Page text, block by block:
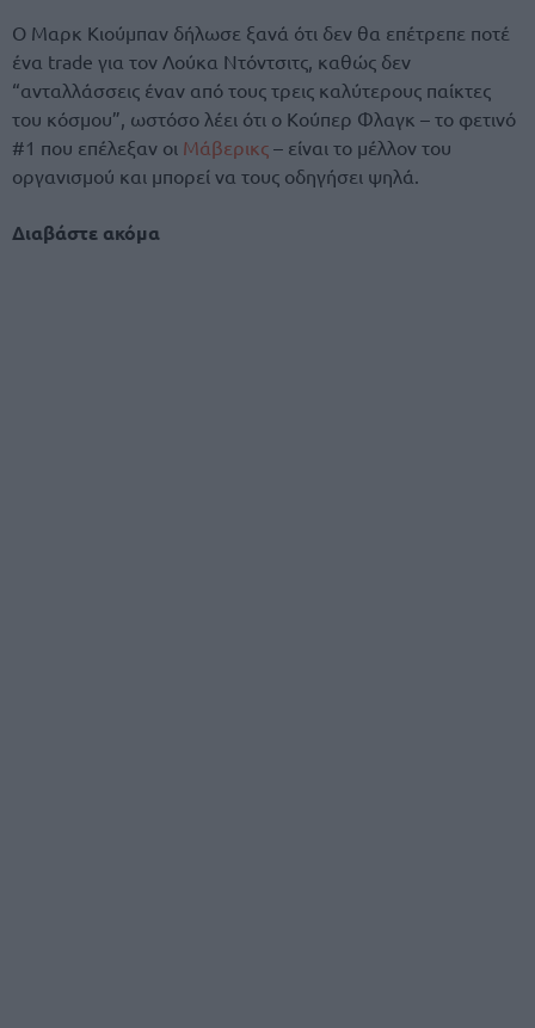
Ο Μαρκ Κιούμπαν δήλωσε ξανά ότι δεν θα επέτρεπε ποτέ
ένα trade για τον Λούκα Ντόντσιτς, καθώς δεν
“ανταλλάσσεις έναν από τους τρεις καλύτερους παίκτες
του κόσμου”, ωστόσο λέει ότι ο Κούπερ Φλαγκ – το φετινό
#1 που επέλεξαν οι Μάβερικς – είναι το μέλλον του
οργανισμού και μπορεί να τους οδηγήσει ψηλά.
Διαβάστε ακόμα